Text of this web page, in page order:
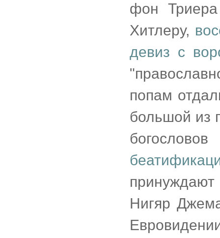
фон
Хитлеру,
девиз с
попам
большой из
Нигяр